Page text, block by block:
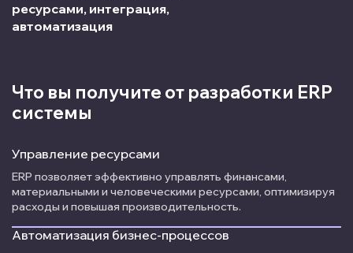
ресурсами, интеграция,
автоматизация
Что вы получите от разработки ERP
системы
Управление ресурсами
ERP позволяет эффективно управлять финансами,
материальными и человеческими ресурсами, оптимизируя
расходы и повышая производительность.
Автоматизация бизнес-процессов